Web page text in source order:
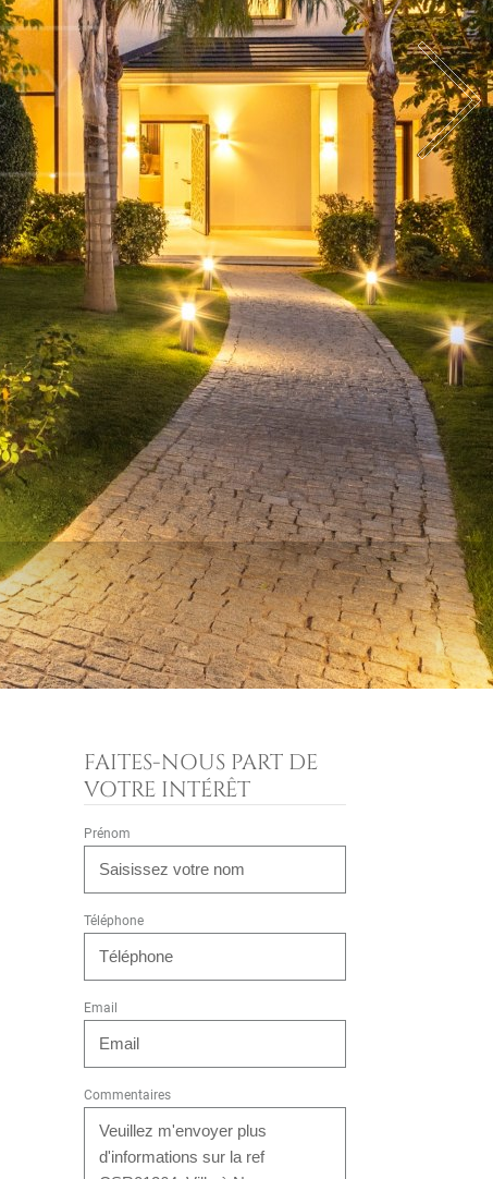
FAITES-NOUS PART DE
VOTRE INTÉRÊT
Prénom
Téléphone
Email
Commentaires